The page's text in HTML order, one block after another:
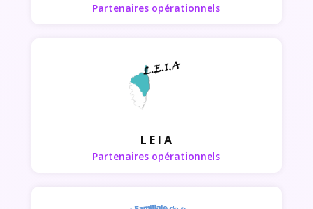
Partenaires opérationnels
L E I A
Partenaires opérationnels
Partenaires opérationnels